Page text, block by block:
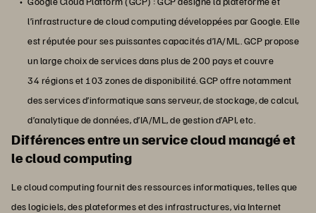
l’infrastructure de cloud computing développées par Google. Elle
est réputée pour ses puissantes capacités d’IA/ML. GCP propose
un large choix de services dans plus de 200 pays et couvre
34 régions et 103 zones de disponibilité. GCP offre notamment
des services d’informatique sans serveur, de stockage, de calcul,
d’analytique de données, d’IA/ML, de gestion d’API, etc.
Différences entre un service cloud managé et
le cloud computing
Le cloud computing fournit des ressources informatiques, telles que
des logiciels, des plateformes et des infrastructures, via Internet